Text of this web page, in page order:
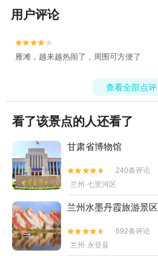
用户评论


雁滩，越来越热闹了，周围可方便了
查看全部点评
看了该景点的人还看了
甘肃省博物馆


240条评论
兰州·七里河区
兰州水墨丹霞旅游景区


692条评论
兰州·永登县